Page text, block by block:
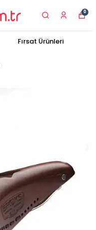
0
Fırsat Ürünleri